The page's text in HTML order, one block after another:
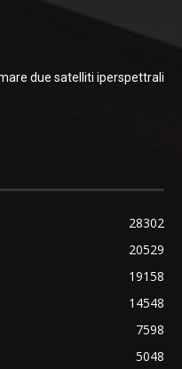
due satelliti iperspettrali
28302
20529
19158
14548
7598
5048